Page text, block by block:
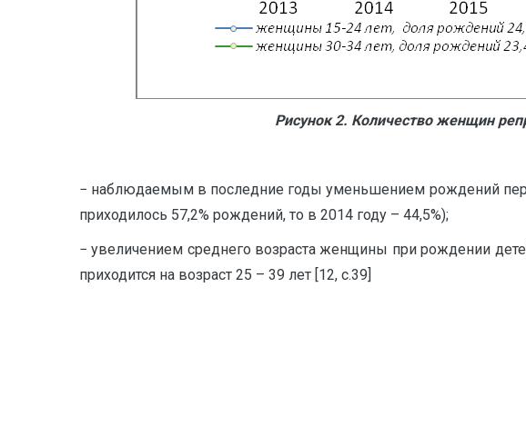
Рисунок 2. Количество женщин
− наблюдаемым в последние годы уменьшением рождений
приходилось 57,2% рождений, то в 2014 году – 44,5%);
− увеличением среднего возраста женщины при рождении
приходится на возраст 25 – 39 лет [12, с.39]